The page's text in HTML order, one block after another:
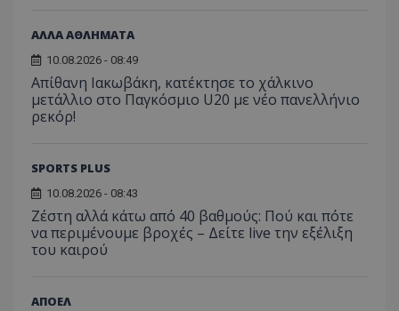
ΑΛΛΑ ΑΘΛΗΜΑΤΑ
10.08.2026 - 08:49
Απίθανη Ιακωβάκη, κατέκτησε το χάλκινο
μετάλλιο στο Παγκόσμιο U20 με νέο πανελλήνιο
ρεκόρ!
SPORTS PLUS
10.08.2026 - 08:43
Ζέστη αλλά κάτω από 40 βαθμούς: Πού και πότε
να περιμένουμε βροχές – Δείτε live την εξέλιξη
του καιρού
ΑΠΟΕΛ